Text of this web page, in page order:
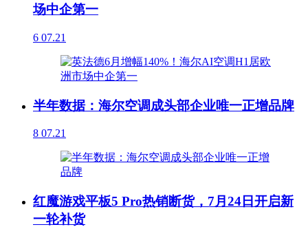
场中企第一
6 07.21
半年数据：海尔空调成头部企业唯一正增品牌
8 07.21
红魔游戏平板5 Pro热销断货，7月24日开启新
一轮补货